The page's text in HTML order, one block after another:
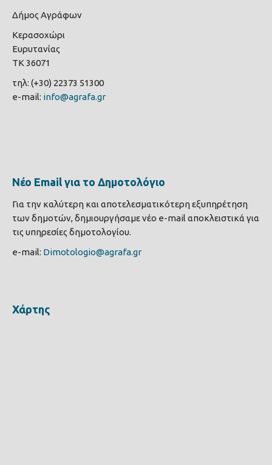
Δήμος Αγράφων
Κερασοχώρι
Ευρυτανίας
ΤΚ 36071
τηλ: (+30) 22373 51300
e-mail: info@agrafa.gr
Νέο Email για το Δημοτολόγιο
Για την καλύτερη και αποτελεσματικότερη εξυπηρέτηση
των δημοτών, δημιουργήσαμε νέο e-mail αποκλειστικά για
τις υπηρεσίες δημοτολογίου.
e-mail: Dimotologio@agrafa.gr
Χάρτης